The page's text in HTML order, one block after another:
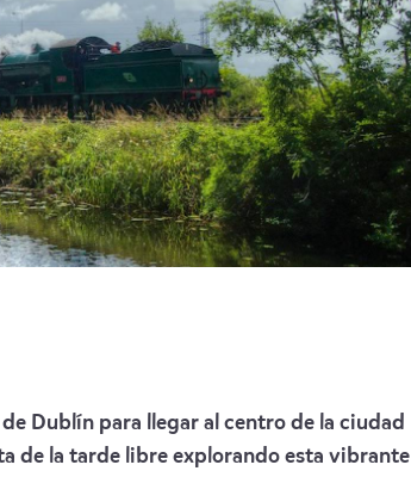
Dublín para llegar al centro de la ciudad
de la tarde libre explorando esta vibrante